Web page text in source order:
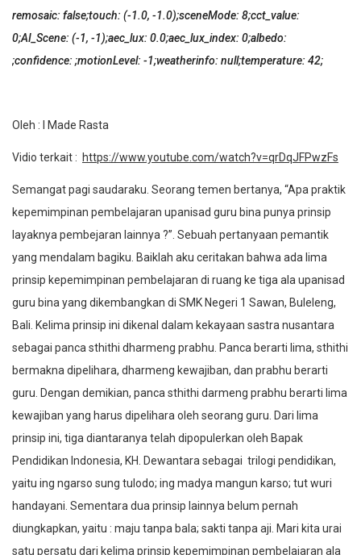
remosaic: false;touch: (-1.0, -1.0);sceneMode: 8;cct_value:
0;AI_Scene: (-1, -1);aec_lux: 0.0;aec_lux_index: 0;albedo:
;confidence: ;motionLevel: -1;weatherinfo: null;temperature: 42;
Oleh : I Made Rasta
Vidio terkait : https://www.youtube.com/watch?v=qrDqJFPwzFs
Semangat pagi saudaraku. Seorang temen bertanya, “Apa praktik
kepemimpinan pembelajaran upanisad guru bina punya prinsip
layaknya pembejaran lainnya ?”. Sebuah pertanyaan pemantik
yang mendalam bagiku. Baiklah aku ceritakan bahwa ada lima
prinsip kepemimpinan pembelajaran di ruang ke tiga ala upanisad
guru bina yang dikembangkan di SMK Negeri 1 Sawan, Buleleng,
Bali. Kelima prinsip ini dikenal dalam kekayaan sastra nusantara
sebagai panca sthithi dharmeng prabhu. Panca berarti lima, sthithi
bermakna dipelihara, dharmeng kewajiban, dan prabhu berarti
guru Dengan demikian, panca sthithi darmeng prabhu berarti lima
kewajiban yang harus dipelihara oleh seorang guru. Dari lima
prinsip ini, tiga diantaranya telah dipopulerkan oleh Bapak
Pendidikan Indonesia, KH. Dewantara sebagai trilogi pendidikan,
yaitu ing ngarso sung tulodo; ing madya mangun karso; tut wuri
handayani. Sementara dua prinsip lainnya belum pernah
diungkapkan, yaitu : maju tanpa bala; sakti tanpa aji . Mari kita urai
satu persatu dari kelima prinsip kepemimpinan pembelajaran ala